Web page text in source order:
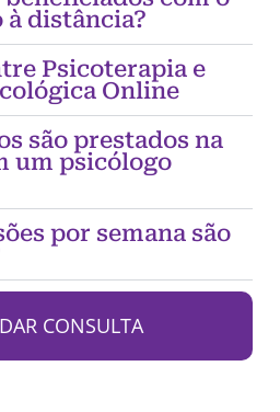
distância?
Psicoterapia e
Online
são prestados na
um psicólogo
por semana são
CONSULTA